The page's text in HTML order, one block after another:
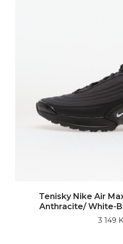
Tenisky Nike Air
Anthracite/ White-
3 149